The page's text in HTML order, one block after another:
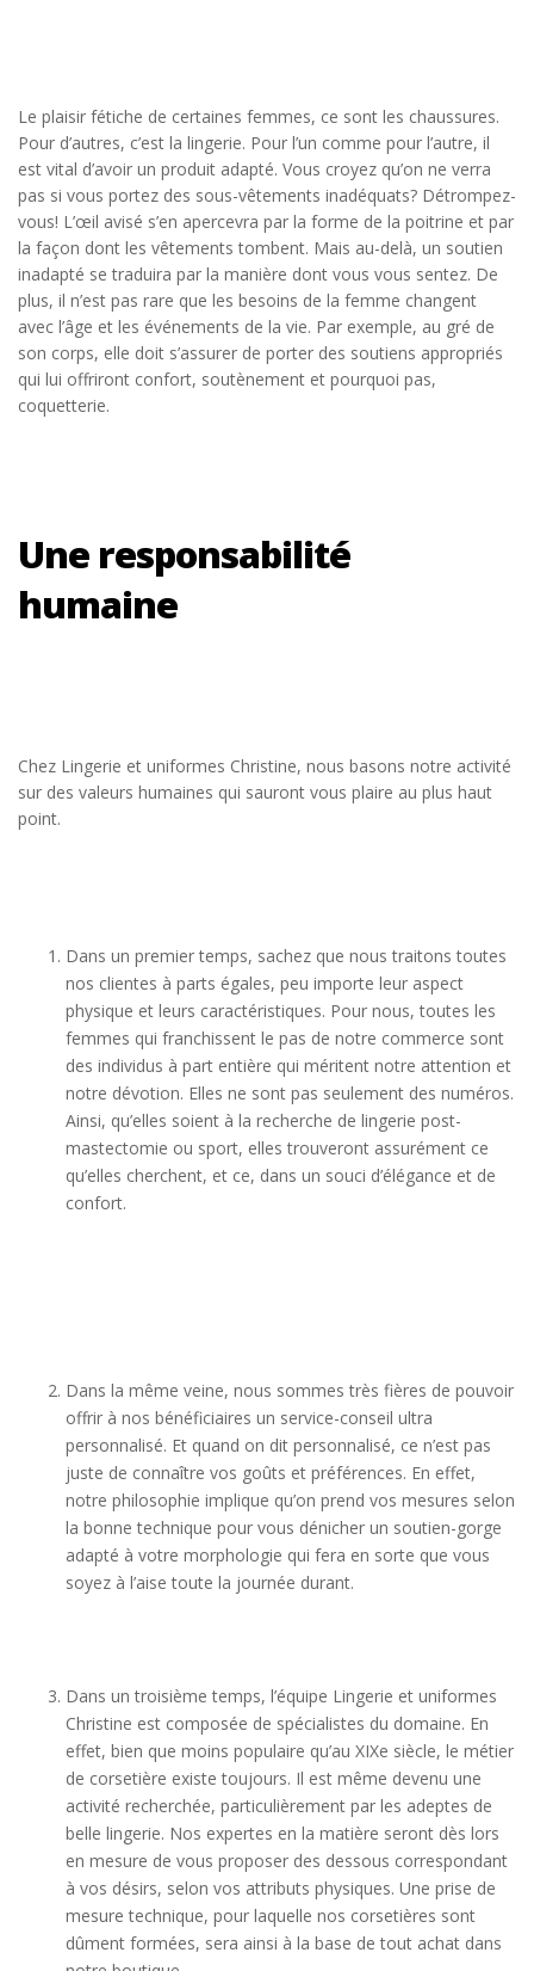
Le plaisir fétiche de certaines femmes, ce sont les chaussures.
Pour d’autres, c’est la lingerie. Pour l’un comme pour l’autre, il
est vital d’avoir un produit adapté. Vous croyez qu’on ne verra
pas si vous portez des sous-vêtements inadéquats? Détrompez-
vous! L’œil avisé s’en apercevra par la forme de la poitrine et par
la façon dont les vêtements tombent. Mais au-delà, un soutien
inadapté se traduira par la manière dont vous vous sentez. De
plus, il n’est pas rare que les besoins de la femme changent
avec l’âge et les événements de la vie. Par exemple, au gré de
son corps, elle doit s’assurer de porter des soutiens appropriés
qui lui offriront confort, soutènement et pourquoi pas,
coquetterie.
Une responsabilité
humaine
Chez Lingerie et uniformes Christine, nous basons notre activité
sur des valeurs humaines qui sauront vous plaire au plus haut
point.
Dans un premier temps, sachez que nous traitons toutes
nos clientes à parts égales, peu importe leur aspect
physique et leurs caractéristiques. Pour nous, toutes les
femmes qui franchissent le pas de notre commerce sont
des individus à part entière qui méritent notre attention et
notre dévotion. Elles ne sont pas seulement des numéros.
Ainsi, qu’elles soient à la recherche de lingerie post-
mastectomie ou sport, elles trouveront assurément ce
qu’elles cherchent, et ce, dans un souci d’élégance et de
confort.
Dans la même veine, nous sommes très fières de pouvoir
offrir à nos bénéficiaires un service-conseil ultra
personnalisé. Et quand on dit personnalisé, ce n’est pas
juste de connaître vos goûts et préférences. En effet,
notre philosophie implique qu’on prend vos mesures selon
la bonne technique pour vous dénicher un soutien-gorge
adapté à votre morphologie qui fera en sorte que vous
soyez à l’aise toute la journée durant.
Dans un troisième temps, l’équipe Lingerie et uniformes
Christine est composée de spécialistes du domaine. En
effet, bien que moins populaire qu’au XIXe siècle, le métier
de corsetière existe toujours. Il est même devenu une
activité recherchée, particulièrement par les adeptes de
belle lingerie. Nos expertes en la matière seront dès lors
en mesure de vous proposer des dessous correspondant
à vos désirs, selon vos attributs physiques. Une prise de
mesure technique, pour laquelle nos corsetières sont
dûment formées, sera ainsi à la base de tout achat dans